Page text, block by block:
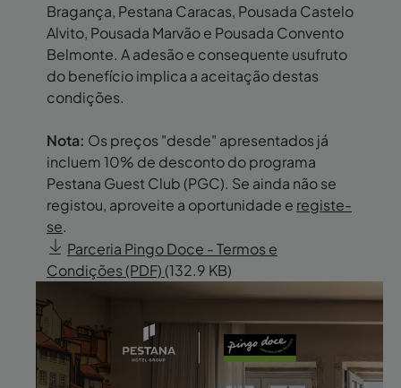
Bragança, Pestana Caracas, Pousada Castelo
Alvito, Pousada Marvão e Pousada Convento
Belmonte. A adesão e consequente usufruto
do benefício implica a aceitação destas
condições.
Nota: Os preços "desde" apresentados já
incluem 10% de desconto do programa
Pestana Guest Club (PGC). Se ainda não se
registou, aproveite a oportunidade e registe-
se.
Parceria Pingo Doce - Termos e
Condições (PDF) (132.9 KB)